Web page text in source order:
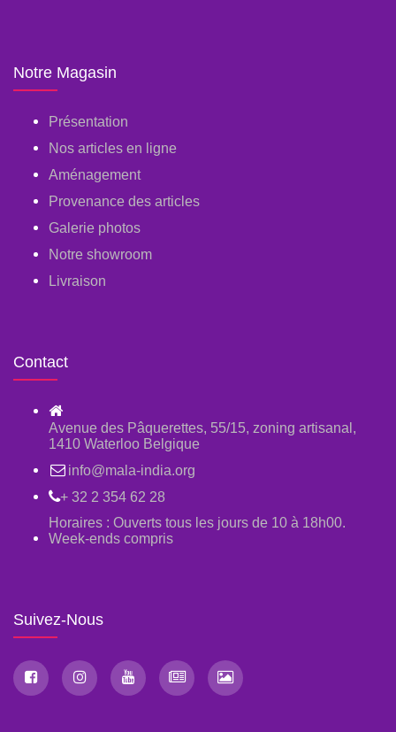
Notre Magasin
Présentation
Nos articles en ligne
Aménagement
Provenance des articles
Galerie photos
Notre showroom
Livraison
Contact
Avenue des Pâquerettes, 55/15, zoning artisanal,
1410 Waterloo Belgique
info@mala-india.org
+ 32 2 354 62 28
Horaires : Ouverts tous les jours de 10 à 18h00.
Week-ends compris
Suivez-Nous